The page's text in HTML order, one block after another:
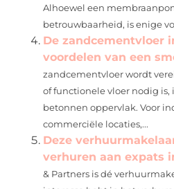
Alhoewel een
betrouwbaarheid, is enige
De zandcementvloer
voordelen van een
zandcementvloer wordt
of functionele vloer nodig is,
betonnen oppervlak. Voor
commerciële locaties,...
Deze
verhuren aan expats
& Partners is dé